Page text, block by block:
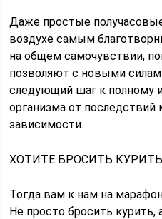
Даже простые
воздухе самым
на общем самочувствии,
позволяют с новыми
следующий шаг к полному
организма от
зависимости.
ХОТИТЕ БРОСИТЬ
Тогда вам к нам на
Не просто бросить курить,